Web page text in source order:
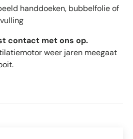
handdoeken, bubbelfolie of
contact met ons op.
weer jaren meegaat